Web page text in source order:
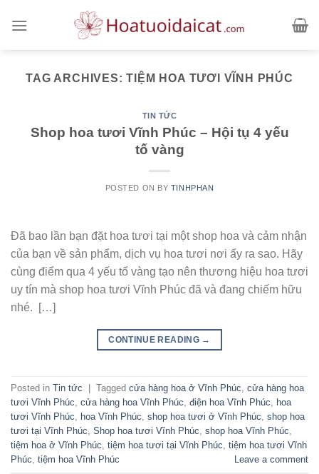
TAG ARCHIVES:TIỆM HOA TƯƠI VĨNH PHÚC
TIN TỨC
Shop hoa tươi Vĩnh Phúc – Hội tụ 4 yếu
tố vàng
POSTED ON BY TINHPHAN
Đã bao lần bạn đặt hoa tươi tại một shop hoa và cảm nhận
của bạn về sản phẩm, dịch vụ hoa tươi nơi ấy ra sao. Hãy
cùng điểm qua 4 yếu tố vàng tạo nên thương hiệu hoa tươi
uy tín mà shop hoa tươi Vĩnh Phúc đã và đang chiếm hữu
nhé. […]
CONTINUE READING →
Posted in Tin tức Tagged cửa hàng hoa ở Vĩnh Phúc cửa hàng hoa
tươi Vĩnh Phúc cửa hàng hoa Vĩnh Phúc điện hoa Vĩnh Phúc
hoa
tươi Vĩnh Phúc
hoa Vĩnh Phúc shop hoa tươi ở Vĩnh Phúc shop hoa
tươi tại Vĩnh Phúc Shop hoa tươi Vĩnh Phúc shop hoa Vĩnh Phúc
tiệm hoa ở Vĩnh Phúc tiệm hoa tươi tại Vĩnh Phúc tiệm hoa tươi Vĩnh
Phúc tiệm hoa Vĩnh Phúc Leave a comment